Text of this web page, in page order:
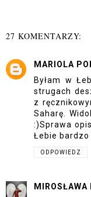
27 KOMENTARZY:
MARIOLA
Byłam w
strugach
z
Saharę.
:)Sprawa
Łebie bardzo
ODPOWIEDZ
MIROSŁAWA